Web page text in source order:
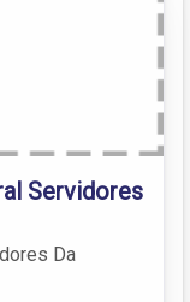
Servidores
Da